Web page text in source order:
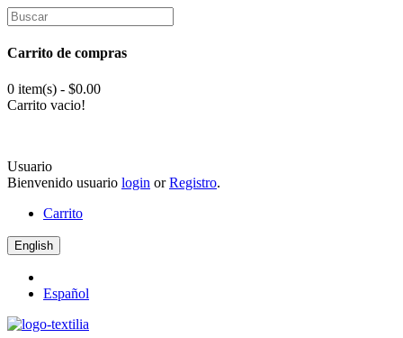
Carrito de compras
0 item(s) - $0.00
Carrito vacio!
Usuario
Bienvenido usuario login orRegistro.
Carrito
English
Español